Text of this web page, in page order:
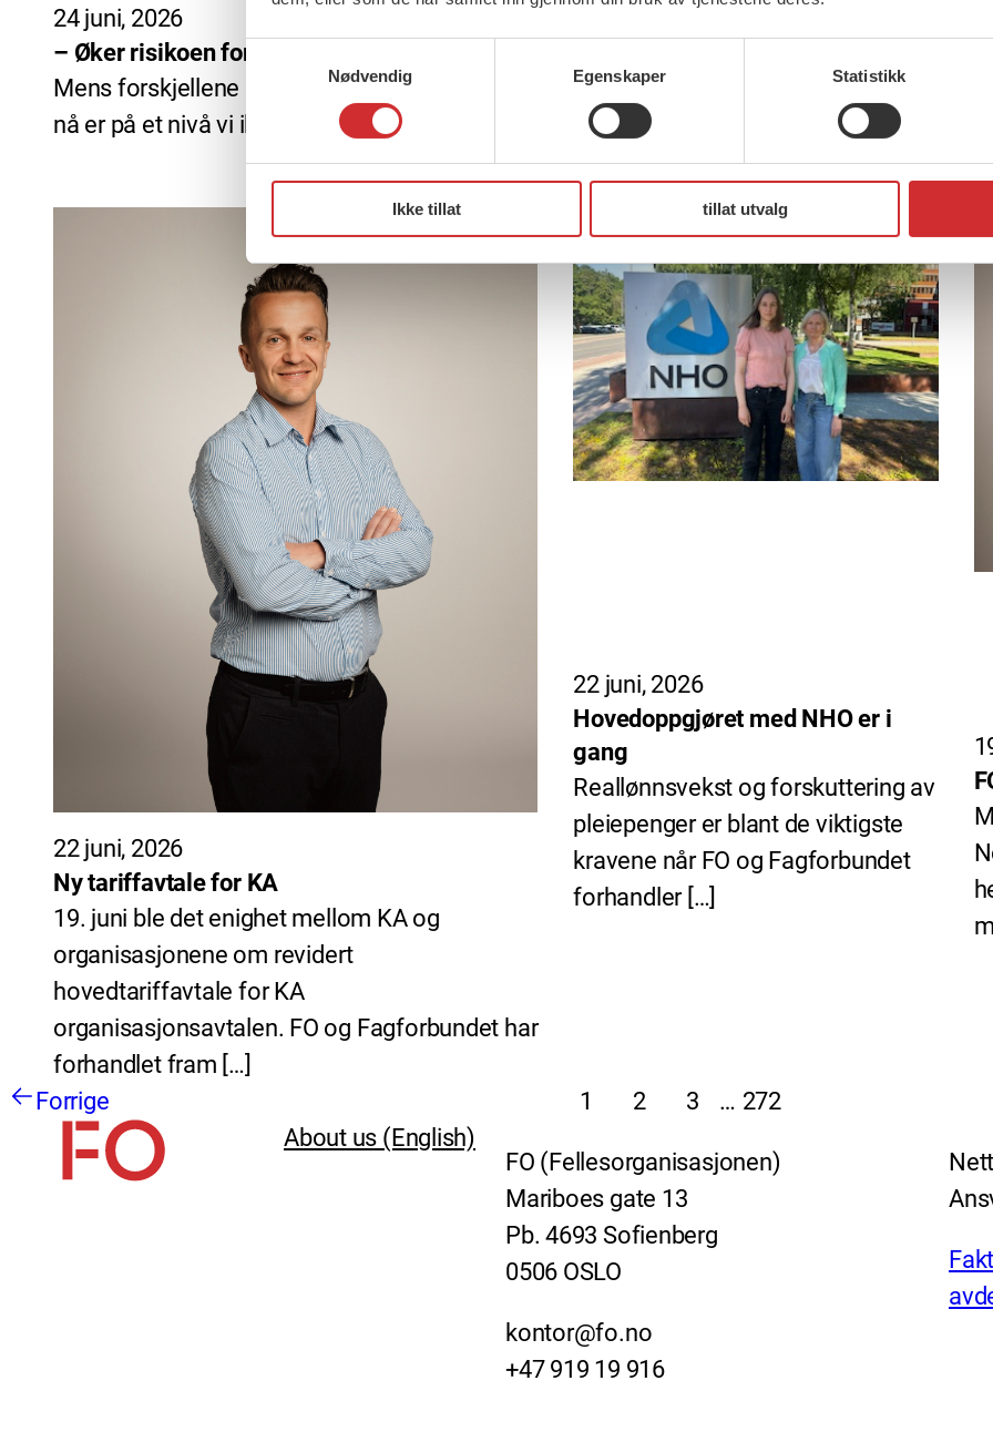
Samtykkevalg
Nødvendig
Egenskaper Statistikk
Ikke tillat tillat utvalg
24 juni, 2026
– Øker risikoen for større forskjeller
Mens forskjellene i Norge fortsetter å øke, og
nå er på et nivå vi ikke har […]
privat helse og omsorg (481)
FOs fremste mål for
forhandlingene var å sikre
medlemmene reallønnsvekst. – Vi
22 juni, 2026
Ny tariffavtale for KA
19. juni ble det enighet mellom KA og
organisasjonene om revidert
hovedtariffavtale for KA
organisasjonsavtalen. FO og Fagforbundet har
forhandlet fram […]
22 juni, 2026
Hovedoppgjøret med NHO er i
gang
Reallønnsvekst og forskuttering av
pleiepenger er blant de viktigste
kravene når FO og Fagforbundet
forhandler […]
Forrige 1 2 3 … 272
About us (English)
FO (Fellesorganisasjonen)
Mariboes gate 13
Pb. 4693 Sofienberg
0506 OSLO
kontor@fo.no
+47 919 19 916